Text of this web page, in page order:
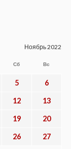
Ноябрь 2022
Сб Вс
5 6
12 13
19 20
26 27